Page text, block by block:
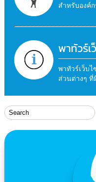
สำหรับองค์
พาทัวร์เ
พาทัวร์เว็บ
ส่วนต่างๆ ที่